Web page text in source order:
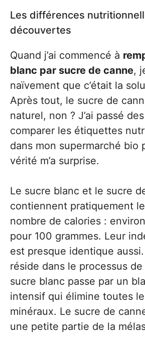
Les différences
découvertes
Quand j’ai commencé à
blanc par sucre de canne,
naïvement que c’était la
Après tout, le sucre de
naturel, non ? J’ai passé
comparer les étiquettes
dans mon supermarché bio
vérité m’a surprise.
Le sucre blanc et le sucre
contiennent pratiquement
nombre de calories :
pour 100 grammes. Leur
est presque identique
réside dans le processus
sucre blanc passe par un
intensif qui élimine toutes
minéraux. Le sucre de
une petite partie de la